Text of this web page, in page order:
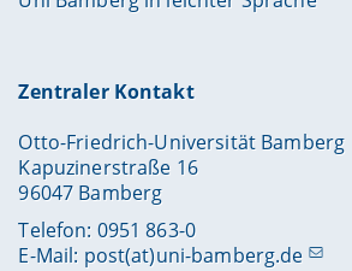
Zentraler Kontakt
Otto-Friedrich-Universität Bamberg
Kapuzinerstraße 16
96047 Bamberg
Telefon: 0951 863-0
E-Mail: post(at)uni-bamberg.de